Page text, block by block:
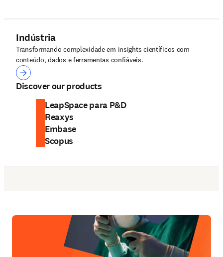
Indústria
Transformando complexidade em insights científicos com
conteúdo, dados e ferramentas confiáveis.
Indústria
Discover our products
LeapSpace para P&D
Reaxys
Embase
Scopus